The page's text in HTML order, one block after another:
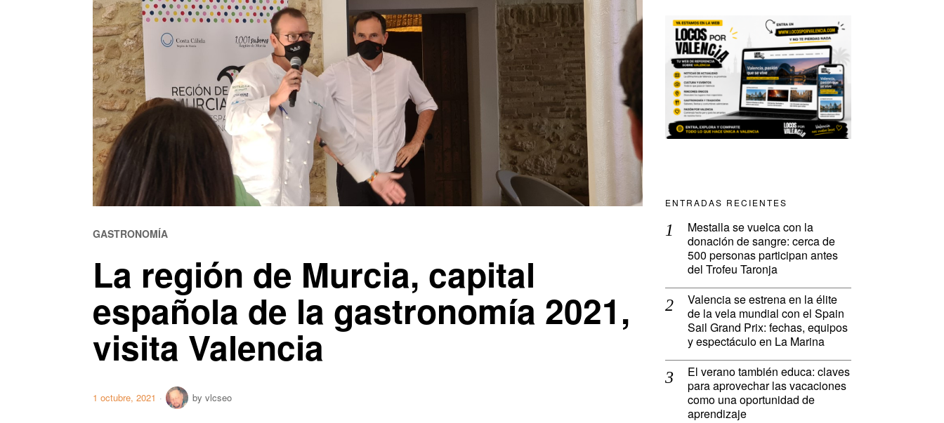
GASTRONOMÍA
La región de Murcia, capital
española de la gastronomía 2021,
visita Valencia
1 octubre, 2021 by vlcseo
ENTRADAS RECIENTES
Mestalla se vuelca con la
donación de sangre: cerca de
500 personas participan antes
del Trofeu Taronja
Valencia se estrena en la élite
de la vela mundial con el Spain
Sail Grand Prix: fechas, equipos
y espectáculo en La Marina
El verano también educa: claves
para aprovechar las vacaciones
como una oportunidad de
aprendizaje